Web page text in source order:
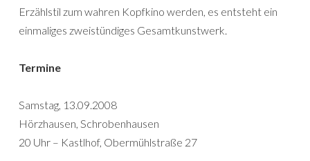
Erzählstil zum wahren Kopfkino werden, es entsteht ein
einmaliges zweistündiges Gesamtkunstwerk.
Termine
Samstag, 13.09.2008
Hörzhausen, Schrobenhausen
20 Uhr – Kastlhof, Obermühlstraße 27